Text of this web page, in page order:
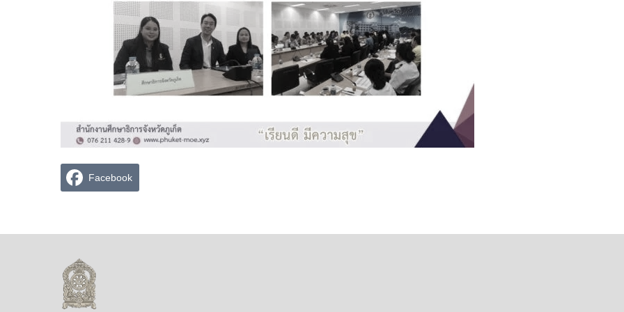
Facebook